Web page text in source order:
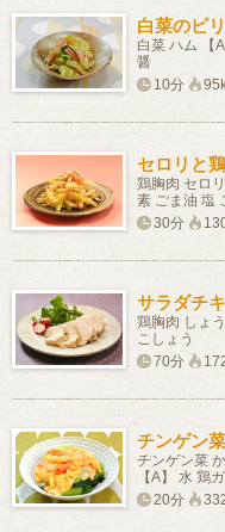
白菜のピ
白菜 ハム 【
醤
10分
セロリと
鶏胸肉 セロ
素 ごま油 塩
30分
サラダチ
鶏胸肉 しょ
こしょう
70分
チンゲン
チンゲン菜
【A】 水 鶏
20分